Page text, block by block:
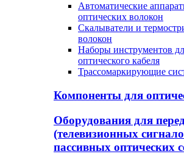
Автоматические
оптических волокон
Cкалыватели и
волокон
Наборы инструментов
оптического кабеля
Трассомаркирующие
Компоненты для
Оборудования для
(телевизионных
пассивных оптических